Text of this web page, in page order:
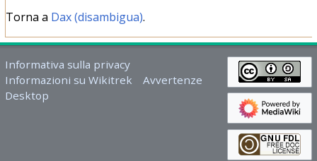
Torna a Dax (disambigua).
Informativa sulla privacy
Informazioni su Wikitrek
Avvertenze
Desktop